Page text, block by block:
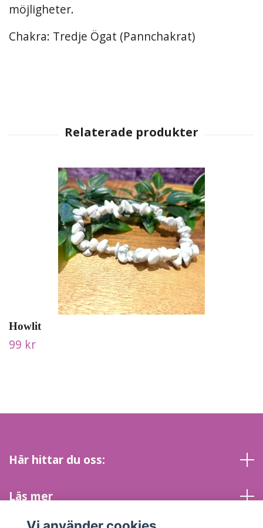
möjligheter.
Chakra: Tredje Ögat (Pannchakrat)
Howlit
99 kr
Här hittar du oss:
Läs mer